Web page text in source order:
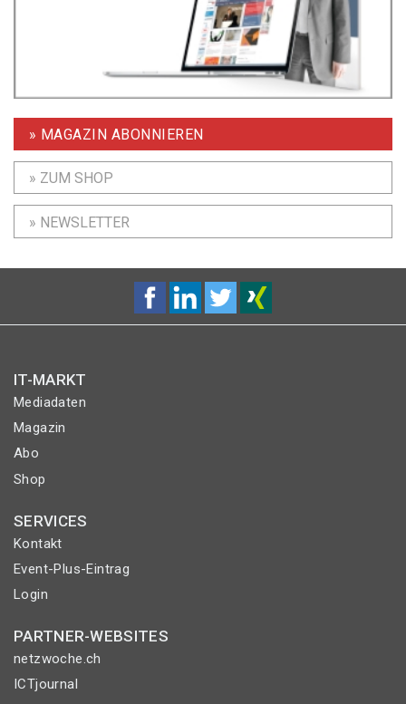
» MAGAZIN ABONNIEREN
» ZUM SHOP
» NEWSLETTER
IT-MARKT
Mediadaten
Magazin
Abo
Shop
SERVICES
Kontakt
Event-Plus-Eintrag
Login
PARTNER-WEBSITES
netzwoche.ch
ICTjournal